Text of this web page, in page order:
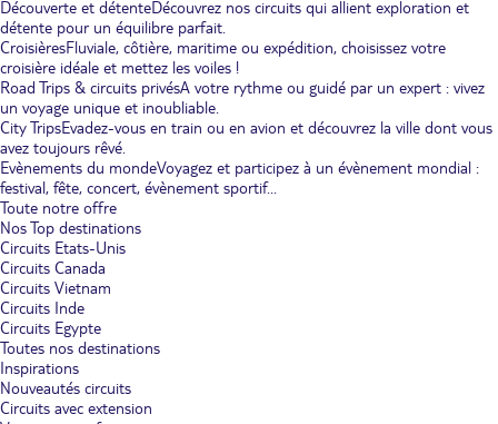
Découverte et détenteDécouvrez nos circuits qui allient exploration et
détente pour un équilibre parfait.
CroisièresFluviale, côtière, maritime ou expédition, choisissez votre
croisière idéale et mettez les voiles !
Road Trips & circuits privésA votre rythme ou guidé par un expert : vivez
un voyage unique et inoubliable.
City TripsEvadez-vous en train ou en avion et découvrez la ville dont vous
avez toujours rêvé.
Evènements du mondeVoyagez et participez à un évènement mondial :
festival, fête, concert, évènement sportif...
Toute notre offre
Nos Top destinations
Circuits Etats-Unis
Circuits Canada
Circuits Vietnam
Circuits Inde
Circuits Egypte
Toutes nos destinations
Inspirations
Nouveautés circuits
Circuits avec extension